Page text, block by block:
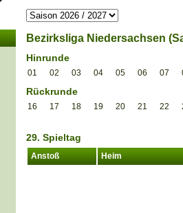
Bezirksliga Niedersachsen
Hinrunde
01 02 03 04 05 06 07
Rückrunde
16 17 18 19 20 21 22
29. Spieltag
Anstoß Heim